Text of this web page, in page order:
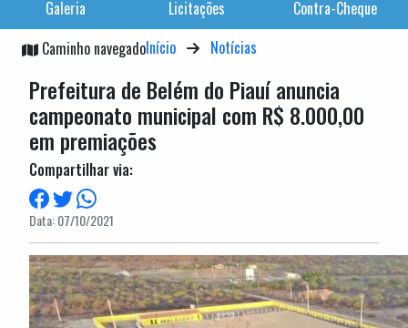
Galeria Licitações
Contra-Cheque
Caminho navegadoInício Notícias
Prefeitura de Belém do Piauí anuncia
campeonato municipal com R$ 8.000,00
em premiações
Compartilhar via:
Data: 07/10/2021